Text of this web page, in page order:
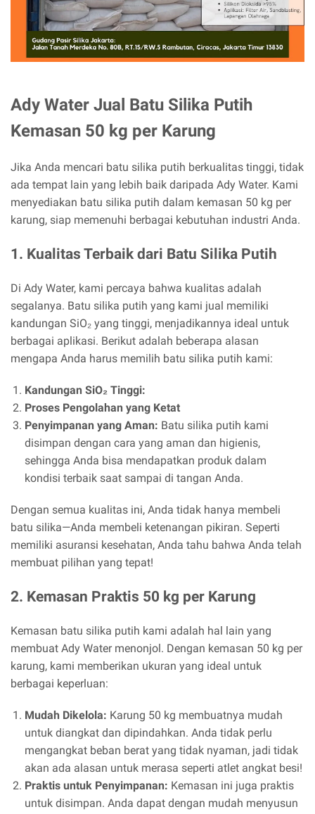
Ady Water Jual Batu Silika Putih
Kemasan 50 kg per Karung
Jika Anda mencari batu silika putih berkualitas tinggi, tidak
ada tempat lain yang lebih baik daripada Ady Water. Kami
menyediakan batu silika putih dalam kemasan 50 kg per
karung, siap memenuhi berbagai kebutuhan industri Anda.
1. Kualitas Terbaik dari Batu Silika Putih
Di Ady Water, kami percaya bahwa kualitas adalah
segalanya. Batu silika putih yang kami jual memiliki
kandungan SiO₂ yang tinggi, menjadikannya ideal untuk
berbagai aplikasi. Berikut adalah beberapa alasan
mengapa Anda harus memilih batu silika putih kami:
Kandungan SiO₂ Tinggi:
Proses Pengolahan yang Ketat
Penyimpanan yang Aman: Batu silika putih kami
disimpan dengan cara yang aman dan higienis,
sehingga Anda bisa mendapatkan produk dalam
kondisi terbaik saat sampai di tangan Anda.
Dengan semua kualitas ini, Anda tidak hanya membeli
batu silika—Anda membeli ketenangan pikiran. Seperti
memiliki asuransi kesehatan, Anda tahu bahwa Anda telah
membuat pilihan yang tepat!
2. Kemasan Praktis 50 kg per Karung
Kemasan batu silika putih kami adalah hal lain yang
membuat Ady Water menonjol. Dengan kemasan 50 kg per
karung, kami memberikan ukuran yang ideal untuk
berbagai keperluan:
Mudah Dikelola: Karung 50 kg membuatnya mudah
untuk diangkat dan dipindahkan. Anda tidak perlu
mengangkat beban berat yang tidak nyaman, jadi tidak
akan ada alasan untuk merasa seperti atlet angkat besi!
Praktis untuk Penyimpanan: Kemasan ini juga praktis
untuk disimpan. Anda dapat dengan mudah menyusun